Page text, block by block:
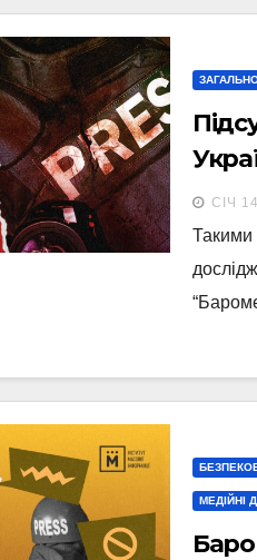
СІЧ
Такими
МЕДІЙНІ